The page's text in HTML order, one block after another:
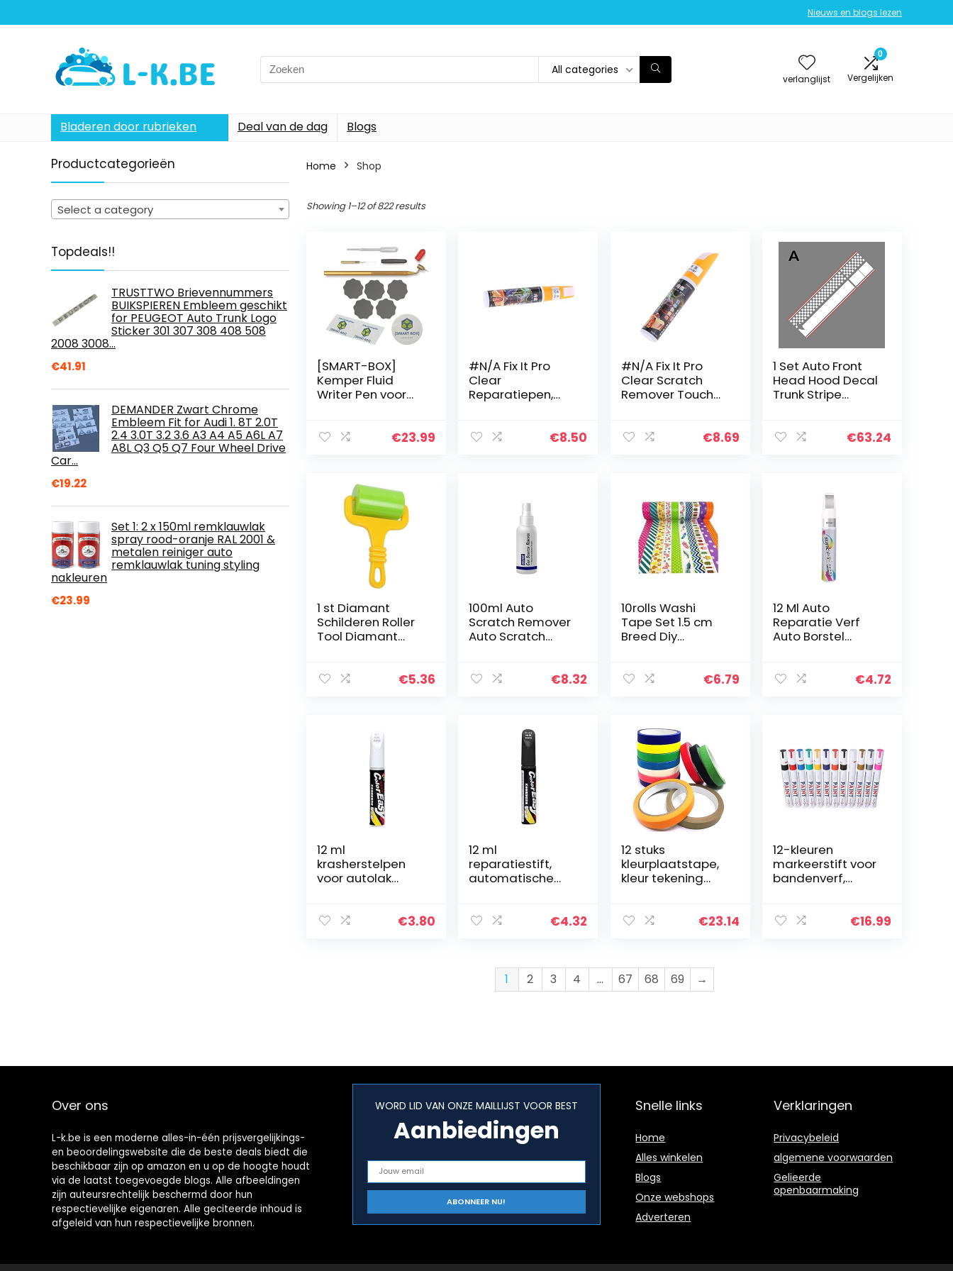
Nieuws en blogs lezen
Search
for:
All categories
verlanglijst
0
Vergelijken
Bladeren door rubrieken Deal van de dag Blogs
Productcategorieën
Select a category
Topdeals!!
TRUSTTWO Brievennummers
BUIKSPIEREN Embleem geschikt
for PEUGEOT Auto Trunk Logo
Sticker 301 307 308 408 508
2008 3008…
€41.91
DEMANDER Zwart Chrome
Embleem Fit for Audi 1. 8T 2.0T
2.4 3.0T 3.2 3.6 A3 A4 A5 A6L A7
A8L Q3 Q5 Q7 Four Wheel Drive
Car…
€19.22
Set 1: 2 x 150ml remklauwlak
spray rood-oranje RAL 2001 &
metalen reiniger auto
remklauwlak tuning styling
nakleuren
€23.99
Home Shop
Showing 1–12 of 822 results
[SMART-BOX]
Kemper Fluid
Writer Pen voor
set,
handleiding…
€23.99
#N/A Fix It Pro
Clear
Reparatiepen,
€8.50
#N/A Fix It Pro
Clear Scratch
Remover Touch
€8.69
1 Set Auto Front
Head Hood Decal
Trunk Stripe
R55 R56 R60 R61
€63.24
1 st Diamant
Schilderen Roller
Tool Diamant
Diamond
€5.36
100ml Auto
Scratch Remover
Auto Scratch
Body Compound
€8.32
10rolls Washi
Tape Set 1.5 cm
Breed Diy
Decoratieve
Gift…
€6.79
12 Ml Auto
Reparatie Verf
Auto Borstel
Verf Auto Borstel
€4.72
12 ml
krasherstelpen
voor autolak
Miracle Vanish-
€3.80
12 ml
reparatiestift,
automatische
reparatiepen
(rood/zwart/wit…
€4.32
12 stuks
kleurplaatstape,
kleur tekening
tape, label tape,
€23.14
12-kleuren
markeerstift voor
bandenverf,
verfmarkeerstift
€16.99
1 2 3 4 … 67 68 69 →
Over ons
L-k.be is een moderne alles-in-één prijsvergelijkings-
en beoordelingswebsite die de beste deals biedt die
beschikbaar zijn op amazon en u op de hoogte houdt
via de laatst toegevoegde blogs. Alle afbeeldingen
zijn auteursrechtelijk beschermd door hun
respectievelijke eigenaren. Alle geciteerde inhoud is
afgeleid van hun respectievelijke bronnen.
WORD LID VAN ONZE MAILLIJST VOOR BEST
Aanbiedingen
Snelle links
Home
Alles winkelen
Blogs
Onze webshops
Adverteren
Verklaringen
Privacybeleid
algemene voorwaarden
Gelieerde
openbaarmaking